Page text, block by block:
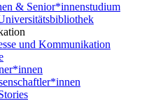
& Senior*innenstudium
und Kommunikation